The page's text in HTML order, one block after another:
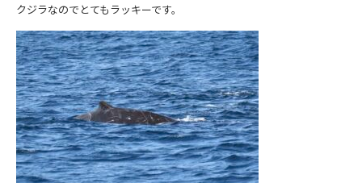
クジラなのでとてもラッキーです。